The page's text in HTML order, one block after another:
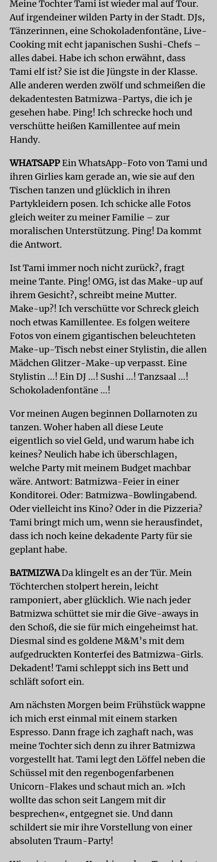
Meine Tochter Tami ist wieder mal auf Tour.
Auf irgendeiner wilden Party in der Stadt. DJs,
Tänzerinnen, eine Schokoladenfontäne, Live-
Cooking mit echt japanischen Sushi-Chefs –
alles dabei. Habe ich schon erwähnt, dass
Tami elf ist? Sie ist die Jüngste in der Klasse.
Alle anderen werden zwölf und schmeißen die
dekadentesten Batmizwa-Partys, die ich je
gesehen habe. Ping! Ich schrecke hoch und
verschütte heißen Kamillentee auf mein
Handy.
WHATSAPPEin WhatsApp-Foto von Tami und
ihren Girlies kam gerade an, wie sie auf den
Tischen tanzen und glücklich in ihren
Partykleidern posen. Ich schicke alle Fotos
gleich weiter zu meiner Familie – zur
moralischen Unterstützung. Ping! Da kommt
die Antwort.
Ist Tami immer noch nicht zurück?, fragt
meine Tante. Ping! OMG, ist das Make-up auf
ihrem Gesicht?, schreibt meine Mutter.
Make-up?! Ich verschütte vor Schreck gleich
noch etwas Kamillentee. Es folgen weitere
Fotos von einem gigantischen beleuchteten
Make-up-Tisch nebst einer Stylistin, die allen
Mädchen Glitzer-Make-up verpasst. Eine
Stylistin ...! Ein DJ ...! Sushi ...! Tanzsaal ...!
Schokoladenfontäne ...!
Vor meinen Augen beginnen Dollarnoten zu
tanzen. Woher haben all diese Leute
eigentlich so viel Geld, und warum habe ich
keines? Neulich habe ich überschlagen,
welche Party mit meinem Budget machbar
wäre. Antwort: Batmizwa-Feier in einer
Konditorei. Oder: Batmizwa-Bowlingabend.
Oder vielleicht ins Kino? Oder in die Pizzeria?
Tami bringt mich um, wenn sie herausfindet,
dass ich noch keine dekadente Party für sie
geplant habe.
BATMIZWADa klingelt es an der Tür. Mein
Töchterchen stolpert herein, leicht
ramponiert, aber glücklich. Wie nach jeder
Batmizwa schüttet sie mir die Give-aways in
den Schoß, die sie für mich eingeheimst hat.
Diesmal sind es goldene M&M’s mit dem
aufgedruckten Konterfei des Batmizwa-Girls.
Dekadent! Tami schleppt sich ins Bett und
schläft sofort ein.
Am nächsten Morgen beim Frühstück wappne
ich mich erst einmal mit einem starken
Espresso. Dann frage ich zaghaft nach, was
meine Tochter sich denn zu ihrer Batmizwa
vorgestellt hat. Tami legt den Löffel neben die
Schüssel mit den regenbogenfarbenen
Unicorn-Flakes und schaut mich an. »Ich
wollte das schon seit Langem mit dir
besprechen«, entgegnet sie. Und dann
schildert sie mir ihre Vorstellung von einer
absoluten Traum-Party!